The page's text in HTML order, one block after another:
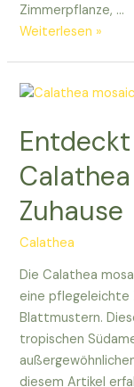
Zimmerpflanze, …
Entdeckt
Calathea
für
Zuhause
Weiterlesen »
Zuhause
Calathea
Die Calathea
eine pflegeleichte
Blattmustern.
tropischen
diesem Artikel